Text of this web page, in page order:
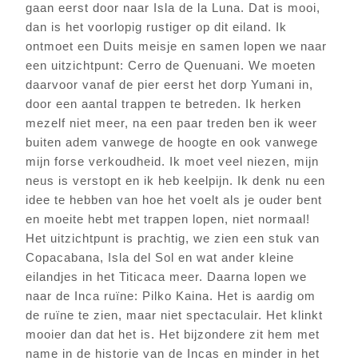
gaan eerst door naar Isla de la Luna. Dat is mooi,
dan is het voorlopig rustiger op dit eiland. Ik
ontmoet een Duits meisje en samen lopen we naar
een uitzichtpunt: Cerro de Quenuani. We moeten
daarvoor vanaf de pier eerst het dorp Yumani in,
door een aantal trappen te betreden. Ik herken
mezelf niet meer, na een paar treden ben ik weer
buiten adem vanwege de hoogte en ook vanwege
mijn forse verkoudheid. Ik moet veel niezen, mijn
neus is verstopt en ik heb keelpijn. Ik denk nu een
idee te hebben van hoe het voelt als je ouder bent
en moeite hebt met trappen lopen, niet normaal!
Het uitzichtpunt is prachtig, we zien een stuk van
Copacabana, Isla del Sol en wat ander kleine
eilandjes in het Titicaca meer. Daarna lopen we
naar de Inca ruïne: Pilko Kaina. Het is aardig om
de ruïne te zien, maar niet spectaculair. Het klinkt
mooier dan dat het is. Het bijzondere zit hem met
name in de historie van de Incas en minder in het